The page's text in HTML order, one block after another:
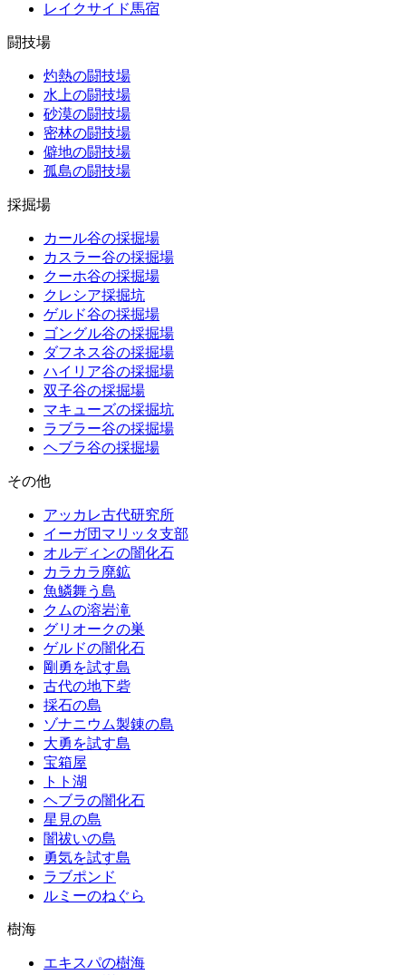
レイクサイド馬宿
闘技場
灼熱の闘技場
水上の闘技場
砂漠の闘技場
密林の闘技場
僻地の闘技場
孤島の闘技場
採掘場
カール谷の採掘場
カスラー谷の採掘場
クーホ谷の採掘場
クレシア採掘坑
ゲルド谷の採掘場
ゴングル谷の採掘場
ダフネス谷の採掘場
ハイリア谷の採掘場
双子谷の採掘場
マキューズの採掘坑
ラブラー谷の採掘場
ヘブラ谷の採掘場
その他
アッカレ古代研究所
イーガ団マリッタ支部
オルディンの闇化石
カラカラ廃鉱
魚鱗舞う島
クムの溶岩滝
グリオークの巣
ゲルドの闇化石
剛勇を試す島
古代の地下砦
採石の島
ゾナニウム製錬の島
大勇を試す島
宝箱屋
トト湖
ヘブラの闇化石
星見の島
闇祓いの島
勇気を試す島
ラブポンド
ルミーのねぐら
樹海
エキスパの樹海